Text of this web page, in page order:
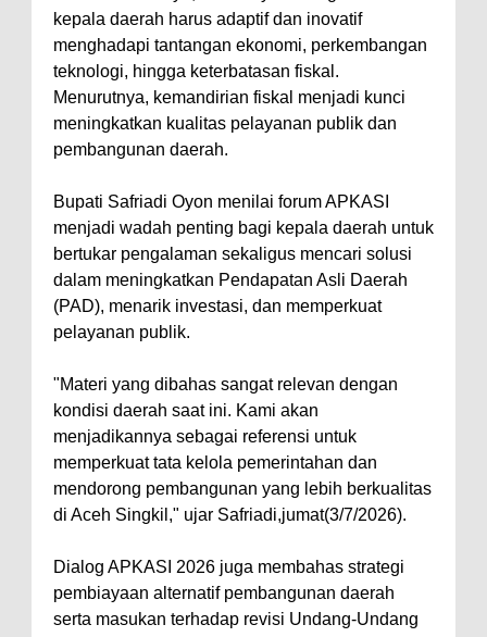
kepala daerah harus adaptif dan inovatif
menghadapi tantangan ekonomi, perkembangan
teknologi, hingga keterbatasan fiskal.
Menurutnya, kemandirian fiskal menjadi kunci
meningkatkan kualitas pelayanan publik dan
pembangunan daerah.
Bupati Safriadi Oyon menilai forum APKASI
menjadi wadah penting bagi kepala daerah untuk
bertukar pengalaman sekaligus mencari solusi
dalam meningkatkan Pendapatan Asli Daerah
(PAD), menarik investasi, dan memperkuat
pelayanan publik.
"Materi yang dibahas sangat relevan dengan
kondisi daerah saat ini. Kami akan
menjadikannya sebagai referensi untuk
memperkuat tata kelola pemerintahan dan
mendorong pembangunan yang lebih berkualitas
di Aceh Singkil," ujar Safriadi,jumat(3/7/2026).
Dialog APKASI 2026 juga membahas strategi
pembiayaan alternatif pembangunan daerah
serta masukan terhadap revisi Undang-Undang